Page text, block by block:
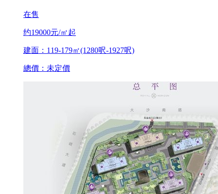
在售
约19000元/㎡起
建面：119-179㎡(1280呎-1927呎)
總價：未定價